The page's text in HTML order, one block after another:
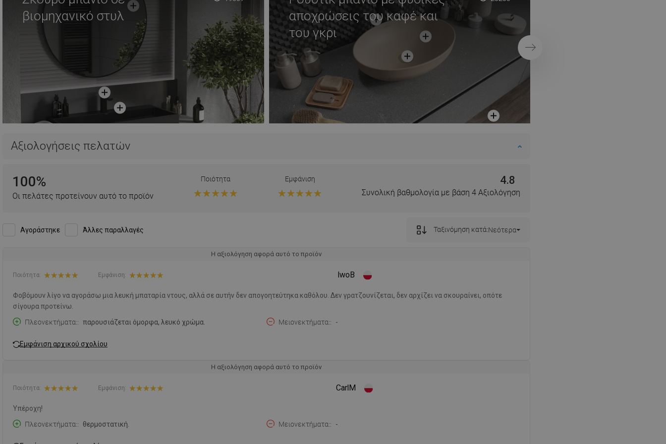
βιομηχανικό στυλ
αποχρώσεις του καφέ και
του γκρι
Επόμενο
Αξιολογήσεις πελατών
100%
Οι πελάτες προτείνουν αυτό το προϊόν
Ποιότητα Εμφάνιση 4.8
Συνολική βαθμολογία με βάση 4 Αξιολόγηση
Αγοράστηκε Άλλες παραλλαγές Ταξινόμηση κατά:Νεότερα
Η αξιολόγηση αφορά αυτό το προϊόν
IwoB
Ποιότητα: Εμφάνιση:
Φοβόμουν λίγο να αγοράσω μια λευκή μπαταρία ντους, αλλά σε αυτήν δεν απογοητεύτηκα καθόλου. Δεν γρατζουνίζεται, δεν αρχίζει να σκουραίνει, οπότε
σίγουρα προτείνω.
Πλεονεκτήματα:
παρουσιάζεται όμορφα, λευκό χρώμα. Μειονεκτήματα: -
Εμφάνιση αρχικού σχολίου
Η αξιολόγηση αφορά αυτό το προϊόν
CarlM
Ποιότητα: Εμφάνιση:
Υπέροχη!
Πλεονεκτήματα:
θερμοστατική. Μειονεκτήματα: -
SWEDISH
PORTUGUESE
CROATIAN
GREEK
SLOVENIAN